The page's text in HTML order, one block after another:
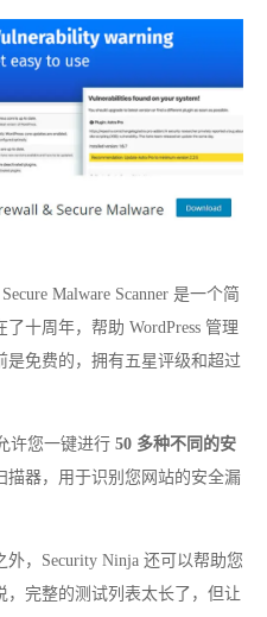
Malware Scanner 是一个简
十周年，帮助 WordPress 管理
免费的，拥有五星评级和超过
许您一键进行 50 多种不同的安
描器，用于识别您网站的安全漏
，Security Ninja 还可以帮助您
完整的测试列表太长了，但让